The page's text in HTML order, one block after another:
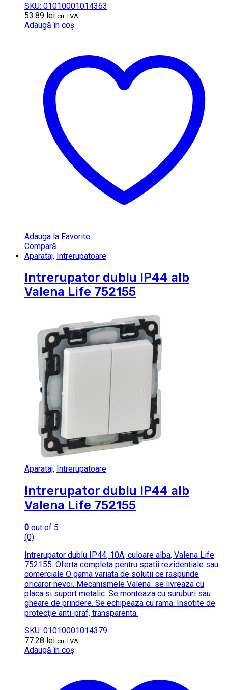
SKU: 01010001014363
53.89 lei cu TVA
Adaugă în coș
Adauga la Favorite
Compară
Aparataj, Intrerupatoare
Intrerupator dublu IP44 alb
Valena Life 752155
Aparataj, Intrerupatoare
Intrerupator dublu IP44 alb
Valena Life 752155
0 out of 5
(0)
Intrerupator dublu IP44, 10A, culoare alba, Valena Life
752155. Oferta completa pentru spatii rezidentiale sau
comerciale O gama variata de solutii ce raspunde
oricaror nevoi. Mecanismele Valena se livreaza cu
placa si suport metalic. Se monteaza cu suruburi sau
gheare de prindere. Se echipeaza cu rama. Insotite de
protecţie anti-praf, transparenta.
SKU: 01010001014379
77.28 lei cu TVA
Adaugă în coș